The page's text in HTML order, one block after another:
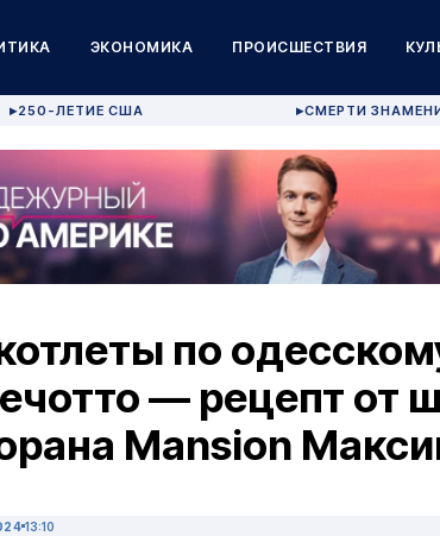
ЭКОНОМИКА ПРОИСШЕСТВИЯ
▶250-ЛЕТИЕ США ▶СМЕРТИ
по
— рецепт от
Mansion
13:10